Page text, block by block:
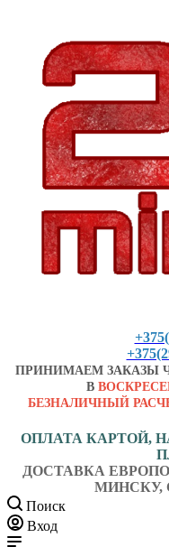
ПРИНИМАЕМ ЗАКАЗЫ
В
БЕЗНАЛИЧНЫЙ
ОПЛАТА КАРТОЙ,
ДОСТАВКА
МИНСКУ,
Поиск
Вход